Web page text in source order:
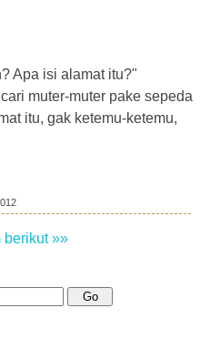
Apa isi alamat itu?"
muter-muter pake sepeda
itu, gak ketemu-ketemu,
berikut »»